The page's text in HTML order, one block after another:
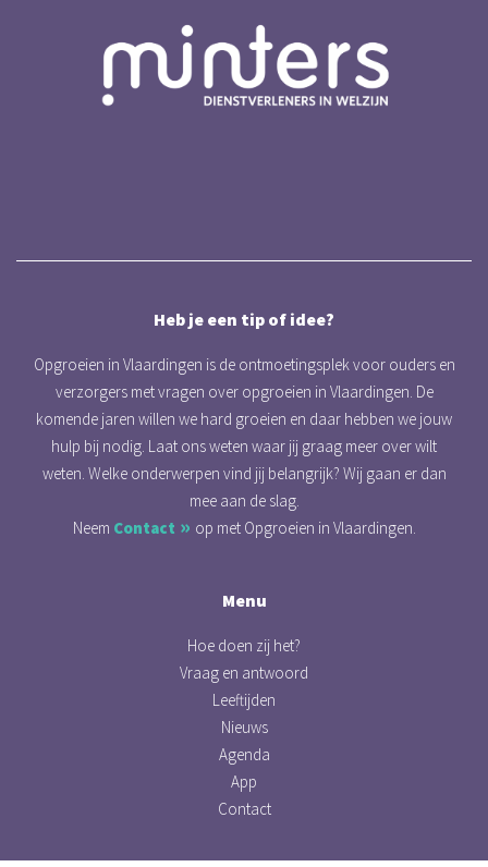
Heb je een tip of idee?
Opgroeien in Vlaardingen is de ontmoetingsplek voor ouders en
verzorgers met vragen over opgroeien in Vlaardingen. De
komende jaren willen we hard groeien en daar hebben we jouw
hulp bij nodig. Laat ons weten waar jij graag meer over wilt
weten. Welke onderwerpen vind jij belangrijk? Wij gaan er dan
mee aan de slag.
Neem Contact op met Opgroeien in Vlaardingen.
Menu
Hoe doen zij het?
Vraag en antwoord
Leeftijden
Nieuws
Agenda
App
Contact